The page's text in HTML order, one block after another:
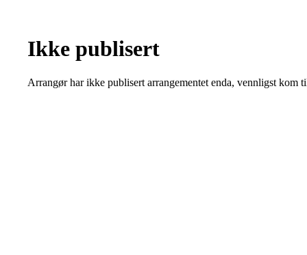
Ikke publisert
Arrangør har ikke publisert arrangementet enda, vennligst kom